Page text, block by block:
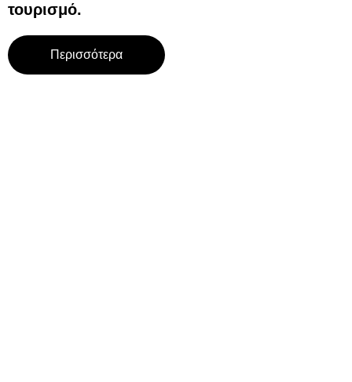
τουρισμό.
Περισσότερα